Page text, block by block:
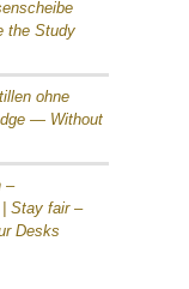
the Study
ohne
— Without
–
Stay fair –
Desks